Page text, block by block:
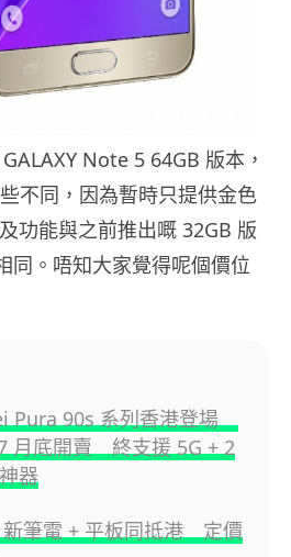
Note 5 64GB 版本，
不同，因為暫時只提供金色
功能與之前推出嘅 32GB 版
同。唔知大家覺得呢個價位
Pura 90s 系列香港登場
月底開賣 終支援 5G + 2
器
新筆電 + 平板同抵港 定價